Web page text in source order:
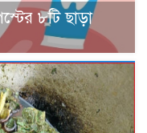
৮টি ছাড়া